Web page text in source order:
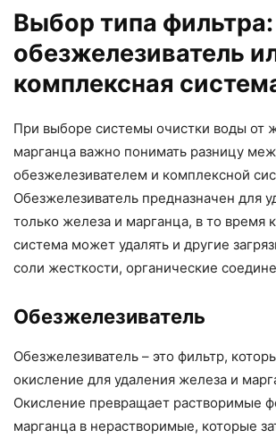
Выбор типа фильтра:
обезжелезиватель
комплексная
При выборе системы очистки воды от
марганца важно понимать разницу
обезжелезивателем и комплексной
Обезжелезиватель предназначен для
только железа и марганца, в то время
система может удалять и другие
соли жесткости, органические
Обезжелезиватель
Обезжелезиватель – это фильтр,
окисление для удаления железа и
Окисление превращает растворимые
марганца в нерастворимые, которые